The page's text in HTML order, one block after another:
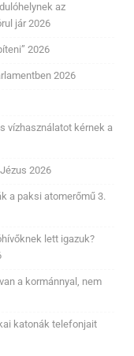
az
jár 2026
2026
2026
vízhasználatot kérnek a
2026
a paksi atomerőmű 3.
lett igazuk?
a kormánnyal, nem
katonák telefonjait